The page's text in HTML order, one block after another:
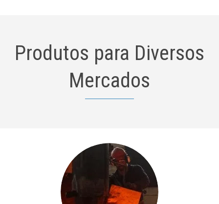
Produtos para Diversos
Mercados